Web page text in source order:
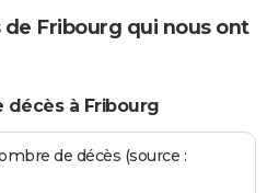
Fribourg qui nous ont
décès à Fribourg
de décès (source :